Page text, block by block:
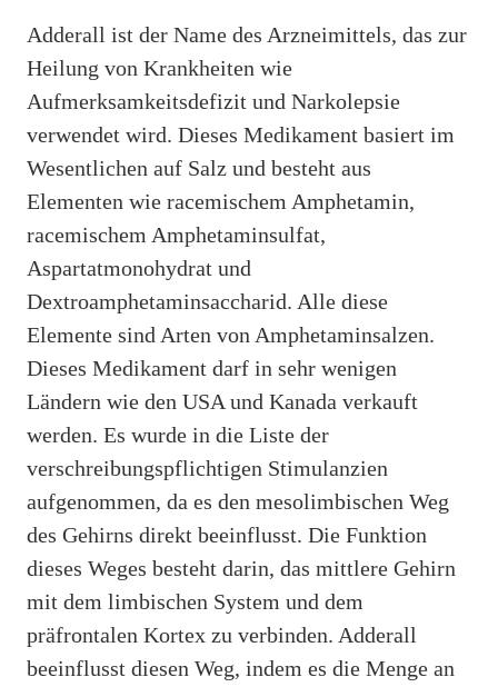
Adderall ist der Name des Arzneimittels, das zur
Heilung von Krankheiten wie
Aufmerksamkeitsdefizit und Narkolepsie
verwendet wird. Dieses Medikament basiert im
Wesentlichen auf Salz und besteht aus
Elementen wie racemischem Amphetamin,
racemischem Amphetaminsulfat,
Aspartatmonohydrat und
Dextroamphetaminsaccharid. Alle diese
Elemente sind Arten von Amphetaminsalzen.
Dieses Medikament darf in sehr wenigen
Ländern wie den USA und Kanada verkauft
werden. Es wurde in die Liste der
verschreibungspflichtigen Stimulanzien
aufgenommen, da es den mesolimbischen Weg
des Gehirns direkt beeinflusst. Die Funktion
dieses Weges besteht darin, das mittlere Gehirn
mit dem limbischen System und dem
präfrontalen Kortex zu verbinden. Adderall
beeinflusst diesen Weg, indem es die Menge an